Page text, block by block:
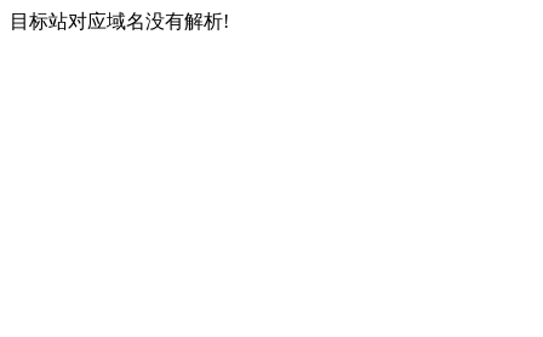
目标站对应域名没有解析!